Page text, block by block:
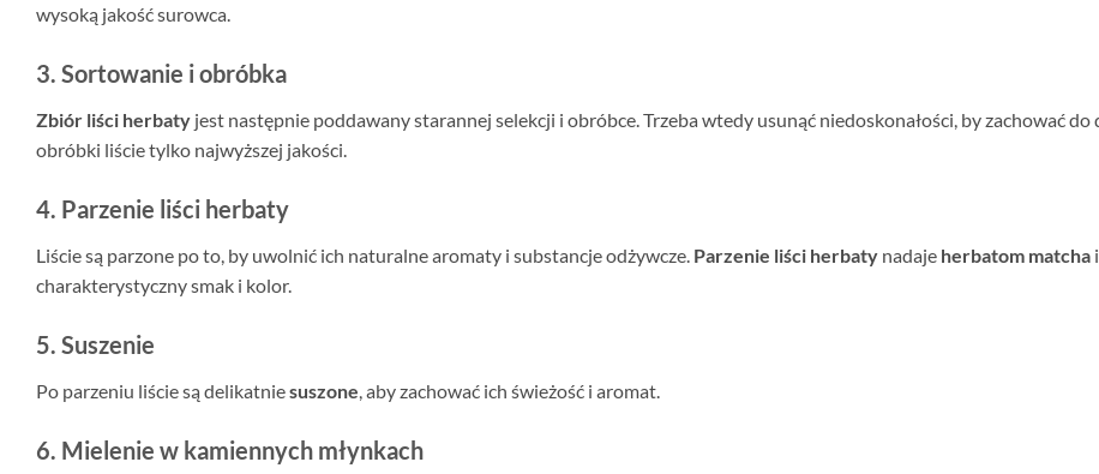
wysoką jakość surowca.
3. Sortowanie i obróbka
Zbiór liści herbaty jest następnie poddawany starannej selekcji i obróbce. Trzeba wtedy usunąć niedoskonałości, by zachować do
obróbki liście tylko najwyższej jakości.
4. Parzenie liści herbaty
Liście są parzone po to, by uwolnić ich naturalne aromaty i substancje odżywcze. Parzenie liści herbaty nadaje herbatom matcha
charakterystyczny smak i kolor.
5. Suszenie
Po parzeniu liście są delikatniesuszone , aby zachować ich świeżość i aromat.
6. Mielenie w kamiennych młynkach